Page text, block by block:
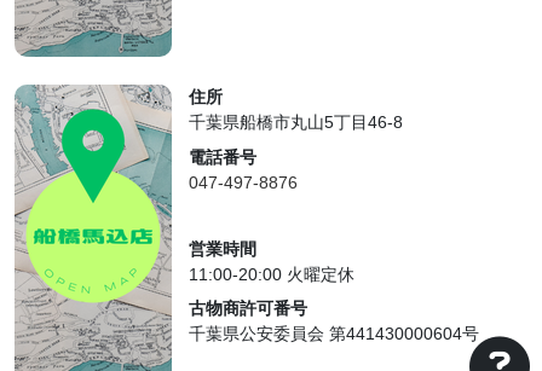
住所
千葉県船橋市丸山5丁目46-8
電話番号
047-497-8876
営業時間
11:00-20:00 火曜定休
古物商許可番号
千葉県公安委員会 第441430000604号